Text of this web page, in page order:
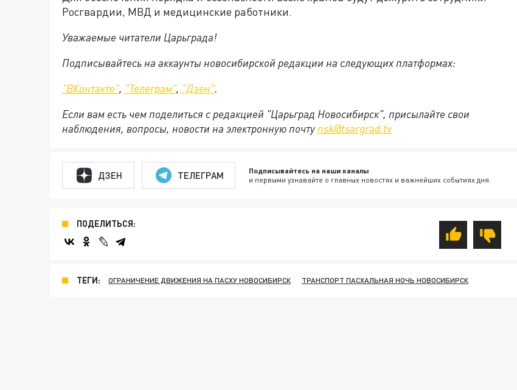
Росгвардии, МВД и медицинские работники.
Уважаемые читатели Царьграда!
Подписывайтесь на аккаунты новосибирской редакции на следующих платформах:
"ВКонтакте", "Телеграм", "Дзен".
Если вам есть чем поделиться с редакцией "Царьград Новосибирск", присылайте свои
наблюдения, вопросы, новости на электронную почту nsk@tsargrad.tv
ДЗЕН ТЕЛЕГРАМ Подписывайтесь на наши каналы
и первыми узнавайте о главных новостях и важнейших событиях дня.
ПОДЕЛИТЬСЯ:
ТЕГИ: ОГРАНИЧЕНИЕ ДВИЖЕНИЯ НА ПАСХУ НОВОСИБИРСК ТРАНСПОРТ ПАСХАЛЬНАЯ НОЧЬ НОВОСИБИРСК